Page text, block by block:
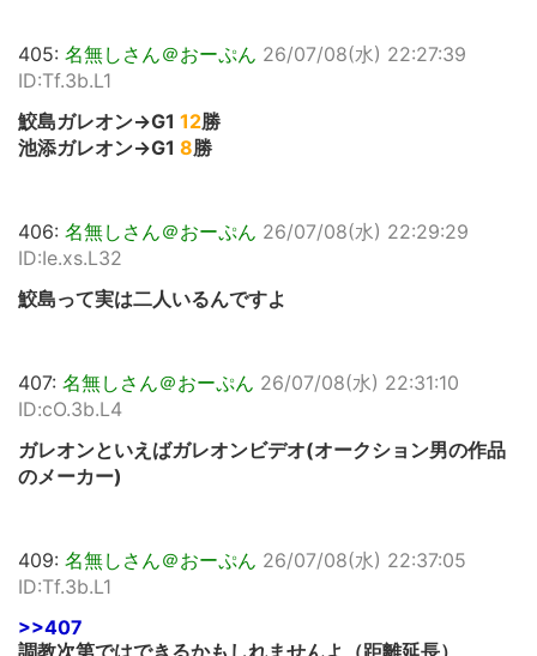
405: 名無しさん＠おーぷん 26/07/08(水) 22:27:39
ID:Tf.3b.L1
鮫島ガレオン→G1 12勝
池添ガレオン→G1 8勝
406: 名無しさん＠おーぷん 26/07/08(水) 22:29:29
ID:Ie.xs.L32
鮫島って実は二人いるんですよ
407: 名無しさん＠おーぷん 26/07/08(水) 22:31:10
ID:cO.3b.L4
ガレオンといえばガレオンビデオ(オークション男の作品
のメーカー)
409: 名無しさん＠おーぷん 26/07/08(水) 22:37:05
ID:Tf.3b.L1
>>407
調教次第ではできるかもしれませんよ（距離延長）